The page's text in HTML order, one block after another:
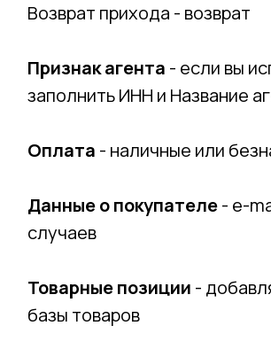
Возврат прихода - возврат
Признак агента - если вы
заполнить ИНН и Название
Оплата - наличные или
Данные о покупателе- e-
случаев
Товарные позиции -
базы товаров